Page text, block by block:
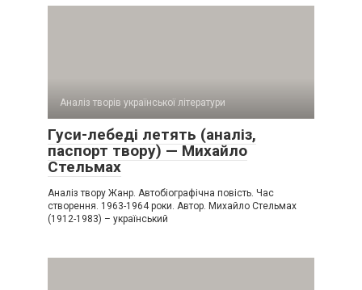
Аналіз творів української літератури
Гуси-лебеді летять (аналіз,
паспорт твору) — Михайло
Стельмах
Аналіз твору Жанр. Автобіографічна повість. Час
створення. 1963-1964 роки. Автор. Михайло Стельмах
(1912-1983) – український